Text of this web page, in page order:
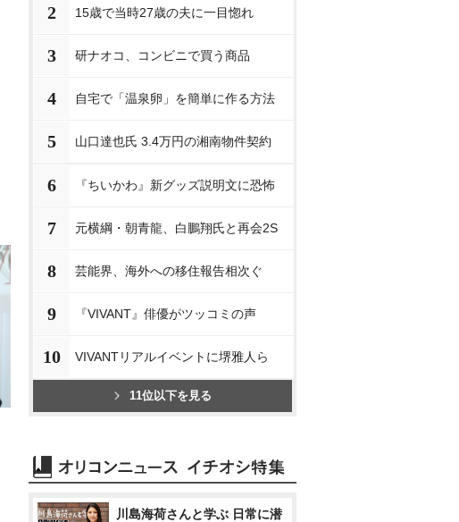
2 15歳で当時27歳の夫に一目惚れ
3 研ナオコ、コンビニで買う商品
4 自宅で「温泉卵」を簡単に作る方法
5 山口達也氏 3.4万円の湘南物件契約
6 『ちいかわ』新グッズ説明文に恐怖
7 元横綱・朝青龍、白鵬翔氏と再会2S
8 芸能界、海外への移住報告相次ぐ
9 『VIVANT』俳優がツッコミの声
10 VIVANTリアルイベントに堺雅人ら
11位以下を見る
川島海荷さんと学ぶ 日常に潜